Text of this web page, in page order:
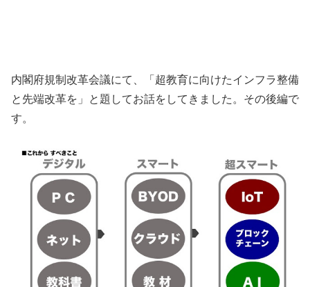
内閣府規制改革会議にて、「超教育に向けたインフラ整備
と先端改革を」と題してお話をしてきました。その後編で
す。